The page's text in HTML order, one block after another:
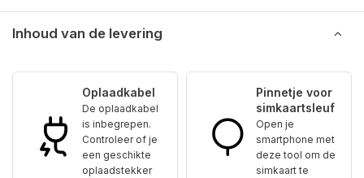
Inhoud van de levering
Oplaadkabel
De oplaadkabel
is inbegrepen.
Controleer of je
een geschikte
oplaadstekker
Pinnetje voor
simkaartsleuf
Open je
smartphone met
deze tool om de
simkaart te